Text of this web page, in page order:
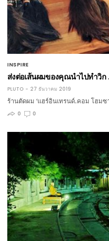
INSPIRE
ส่งต่อเส้นผมของคุณนำไปทำวิก
PLUTO
27 ธันวาคม 2019
ร้านตัดผม ‘แฮร์อินเทรนด์.คอม โฮมซ
0
0